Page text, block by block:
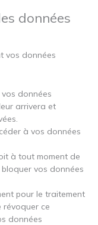
données
vos données
données
arrivera et
à vos données
à tout moment de
vos données
pour le traitement
révoquer ce
données